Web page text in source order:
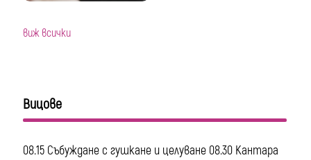
виж всички
Вицове
08.15 Събуждане с гушкане и целуване 08.30 Кантара